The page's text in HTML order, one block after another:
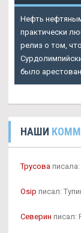
Нефть
практически
релиз о том,
было
НАШИ
Трусова
Osip писал:
Северин писал: